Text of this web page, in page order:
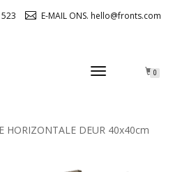
E-MAIL ONS. hello@fronts.com
TOGGLE
0
HORIZONTALE DEUR 40x40cm